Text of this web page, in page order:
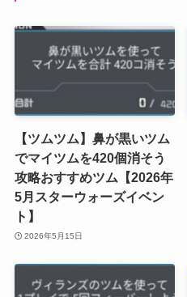
【ツムツム】鼻が黒いツム
でマイツムを420個消そう
攻略おすすめツム【2026年
5月スターウォーズイベン
ト】
2026年5月15日